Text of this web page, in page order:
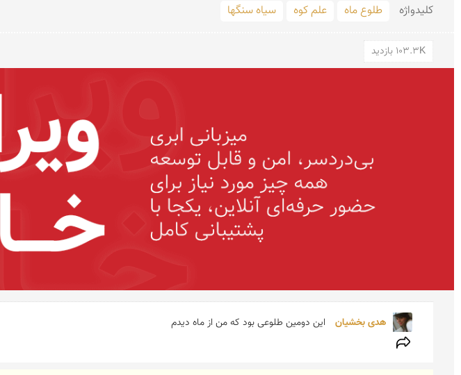
کلید‌واژه طلوع ماه علم كوه سیاه سنگها
103.3K بازدید
هدی بخشیان این دومین طلوعی بود كه من از ماه دیدم